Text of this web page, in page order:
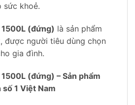
sức khoẻ.
1500L (đứng) là sản phẩm
được người tiêu dùng chọn
gia đình.
(đứng) – Sản phẩm
1 Việt Nam